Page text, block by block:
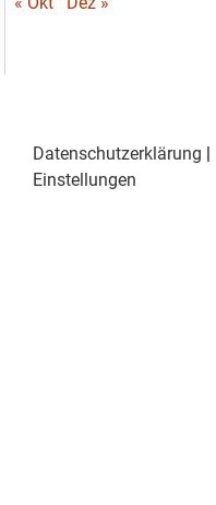
Datenschutzerklärung
Einstellungen